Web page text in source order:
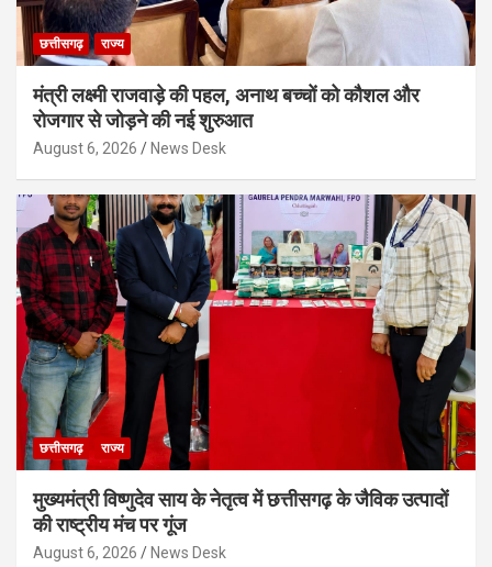
छत्तीसगढ़ राज्य
मंत्री लक्ष्मी राजवाड़े की पहल, अनाथ बच्चों को कौशल और
रोजगार से जोड़ने की नई शुरुआत
August 6, 2026 News Desk
छत्तीसगढ़ राज्य
मुख्यमंत्री विष्णुदेव साय के नेतृत्व में छत्तीसगढ़ के जैविक उत्पादों
की राष्ट्रीय मंच पर गूंज
August 6, 2026 News Desk